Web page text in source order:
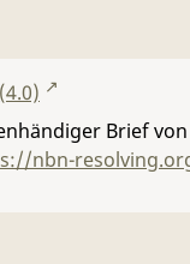
Brief
nbn-